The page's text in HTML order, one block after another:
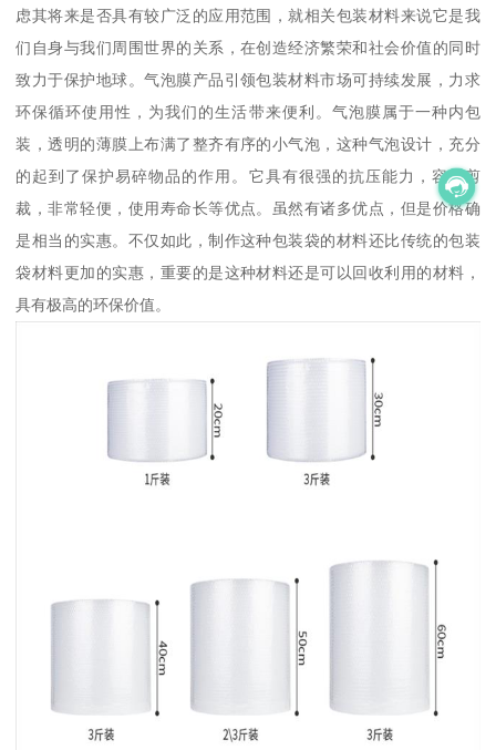
虑其将来是否具有较广泛的应用范围，就相关包装材料来说它是我
们自身与我们周围世界的关系，在创造经济繁荣和社会价值的同时
致力于保护地球。气泡膜产品引领包装材料市场可持续发展，力求
环保循环使用性，为我们的生活带来便利。气泡膜属于一种内包
装，透明的薄膜上布满了整齐有序的小气泡，这种气泡设计，充分
的起到了保护易碎物品的作用。它具有很强的抗压能力，容易剪
裁，非常轻便，使用寿命长等优点。虽然有诸多优点，但是价格确
是相当的实惠。不仅如此，制作这种包装袋的材料还比传统的包装
袋材料更加的实惠，重要的是这种材料还是可以回收利用的材料，
具有极高的环保价值。